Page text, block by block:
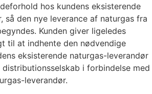
hos kundens eksisterende
så den nye leverance af naturgas fra
Kunden giver ligeledes
til at indhente den nødvendige
eksisterende naturgas-leverandør
i forbindelse med
leverandør.